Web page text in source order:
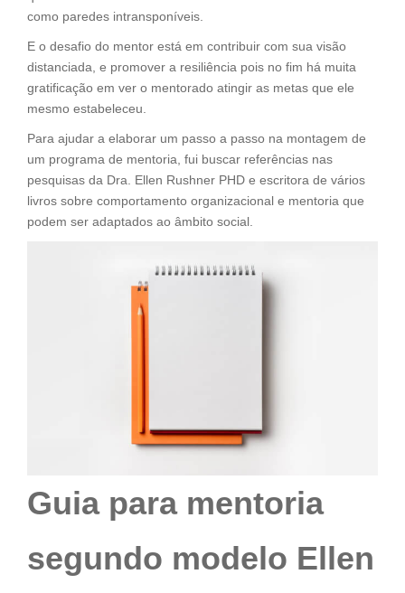
como paredes intransponíveis.
E o desafio do mentor está em contribuir com sua visão
distanciada, e promover a resiliência pois no fim há muita
gratificação em ver o mentorado atingir as metas que ele
mesmo estabeleceu.
Para ajudar a elaborar um passo a passo na montagem de
um programa de mentoria, fui buscar referências nas
pesquisas da Dra. Ellen Rushner PHD e escritora de vários
livros sobre comportamento organizacional e mentoria que
podem ser adaptados ao âmbito social.
Guia para mentoria
segundo modelo Ellen